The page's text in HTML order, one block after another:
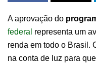
A aprovação do
federal representa um
renda em todo o Brasil.
na conta de luz para